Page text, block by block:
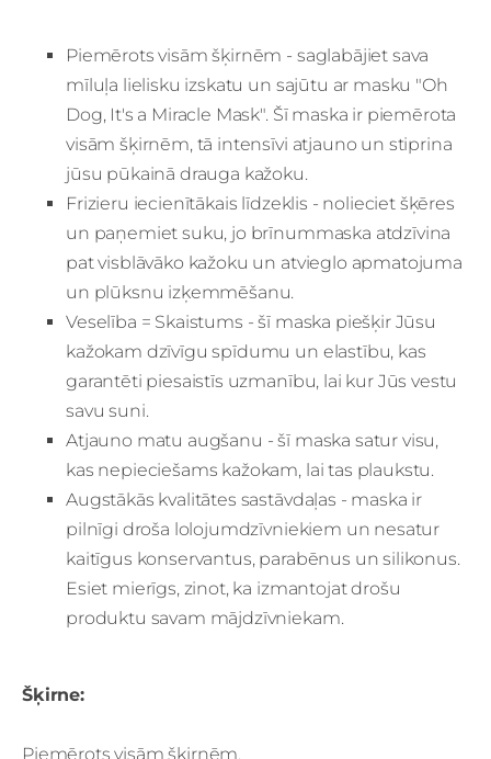
Piemērots visām šķirnēm - saglabājiet sava
mīluļa lielisku izskatu un sajūtu ar masku "Oh
Dog, It's a Miracle Mask". Šī maska ir piemērota
visām šķirnēm, tā intensīvi atjauno un stiprina
jūsu pūkainā drauga kažoku.
Frizieru iecienītākais līdzeklis - nolieciet šķēres
un paņemiet suku, jo brīnummaska atdzīvina
pat visblāvāko kažoku un atvieglo apmatojuma
un plūksnu izķemmēšanu.
Veselība = Skaistums - šī maska piešķir Jūsu
kažokam dzīvīgu spīdumu un elastību, kas
garantēti piesaistīs uzmanību, lai kur Jūs vestu
savu suni.
Atjauno matu augšanu - šī maska satur visu,
kas nepieciešams kažokam, lai tas plaukstu.
Augstākās kvalitātes sastāvdaļas - maska ir
pilnīgi droša lolojumdzīvniekiem un nesatur
kaitīgus konservantus, parabēnus un silikonus.
Esiet mierīgs, zinot, ka izmantojat drošu
produktu savam mājdzīvniekam.
Šķirne:
Piemērots visām šķirnēm.